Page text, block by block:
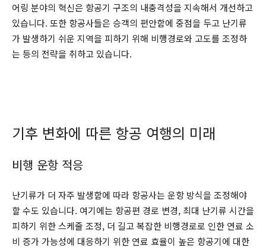
어링 분야의 혁신은 항공기 구조의 내충격성을 지속해서 개선하고
있습니다. 또한 항공사들은 승객의 편안함에 중점을 두고 난기류
가 발생하기 쉬운 지역을 피하기 위해 비행경로와 고도를 조정하
는 등의 전략을 취하고 있습니다.
기후 변화에 따른 항공 여행의 미래
비행 운항 적응
난기류가 더 자주 발생함에 따라 항공사는 운항 방식을 조정해야
할 수도 있습니다. 여기에는 항공편 경로 변경, 최대 난기류 시간을
피하기 위한 스케줄 조정, 더 길고 복잡한 비행경로로 인한 연료 소
비 증가 가능성에 대응하기 위한 연료 효율이 높은 항공기에 대한